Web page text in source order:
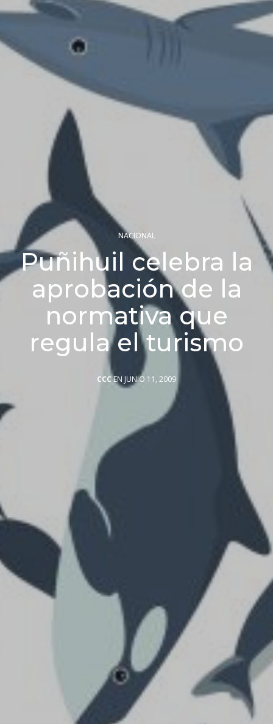
NACIONAL
Puñihuil celebra la
aprobación de la
normativa que
regula el turismo
CCCEN JUNIO 11, 2009